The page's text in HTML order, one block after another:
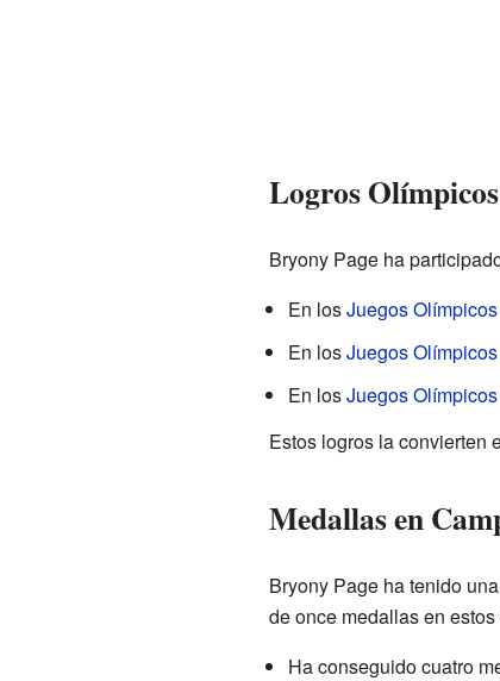
Logros
Bryony Page ha
En losJuegos
En losJuegos
En losJuegos
Estos logros la convierten
Medallas en
Bryony Page ha tenido
de once medallas en
Ha conseguido cuatro